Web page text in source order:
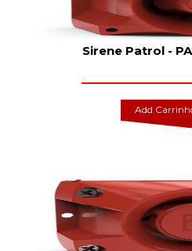
Sirene Patrol -
Add